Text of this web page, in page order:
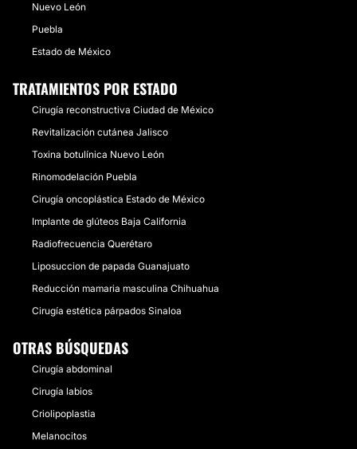
Nuevo León
Puebla
Estado de México
TRATAMIENTOS POR ESTADO
Cirugía reconstructiva Ciudad de México
Revitalización cutánea Jalisco
Toxina botulínica Nuevo León
Rinomodelación Puebla
Cirugía oncoplástica Estado de México
Implante de glúteos Baja California
Radiofrecuencia Querétaro
Liposuccion de papada Guanajuato
Reducción mamaria masculina Chihuahua
Cirugía estética párpados Sinaloa
OTRAS BÚSQUEDAS
Cirugía abdominal
Cirugía labios
Criolipoplastia
Melanocitos